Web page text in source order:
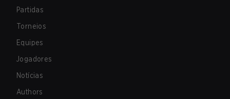
Partidas
Torneios
Equipes
Jogadores
Notícias
Authors